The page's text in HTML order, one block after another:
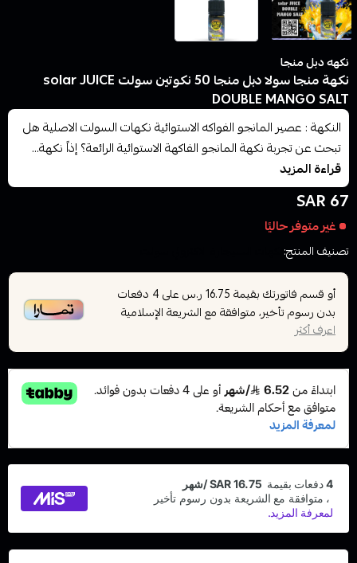
نكهه دبل منجا
نكهة منجا سولا دبل منجا 50 نكوتين سولت solar JUICE
DOUBLE MANGO SALT
النكهة : عصير المانجو الفواكه الاستوائية نكهات السولت الاصلية هل
تبحث عن تجربة نكهة المانجو الفاكهة الاستوائية الرائعة؟ إذاً نكهة...
قراءة المزيد
67 SAR
غير متوفر حاليًا
تصنيف المنتج:
أو قسم فاتورتك بقيمة 16.75 ر.س على4 دفعات
بدون رسوم تأخير، متوافقة مع الشريعة الإسلامية
اعرف أكثر